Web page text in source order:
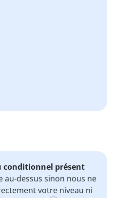
conditionnel présent
au-dessus sinon nous ne
votre niveau ni